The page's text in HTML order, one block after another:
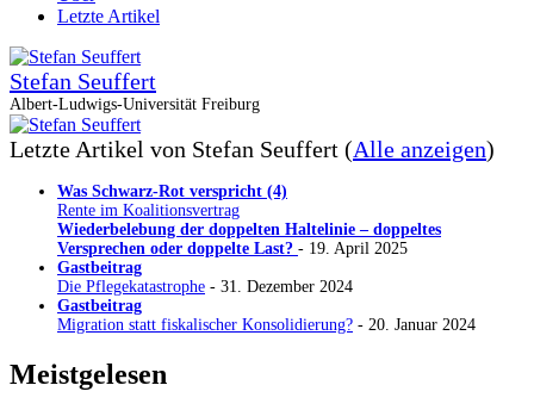
Letzte Artikel
Stefan Seuffert
Albert-Ludwigs-Universität Freiburg
Letzte Artikel von Stefan Seuffert (Alle anzeigen)
Was Schwarz-Rot verspricht (4)
Rente im Koalitionsvertrag
Wiederbelebung der doppelten Haltelinie – doppeltes
Versprechen oder doppelte Last? - 19. April 2025
Gastbeitrag
Die Pflegekatastrophe - 31. Dezember 2024
Gastbeitrag
Migration statt fiskalischer Konsolidierung? - 20. Januar 2024
Meistgelesen